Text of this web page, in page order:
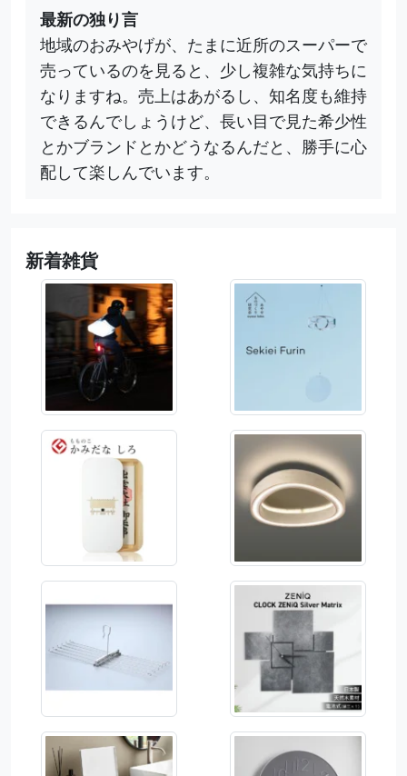
最新の独り言
地域のおみやげが、たまに近所のスーパーで
売っているのを見ると、少し複雑な気持ちに
なりますね。売上はあがるし、知名度も維持
できるんでしょうけど、長い目で見た希少性
とかブランドとかどうなるんだと、勝手に心
配して楽しんでいます。
新着雑貨